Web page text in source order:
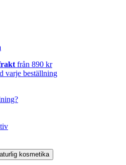
från 890 kr
varje beställning